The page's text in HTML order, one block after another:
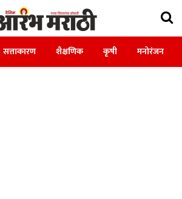
सत्ताकारण शैक्षणिक कृषी मनोरंजन